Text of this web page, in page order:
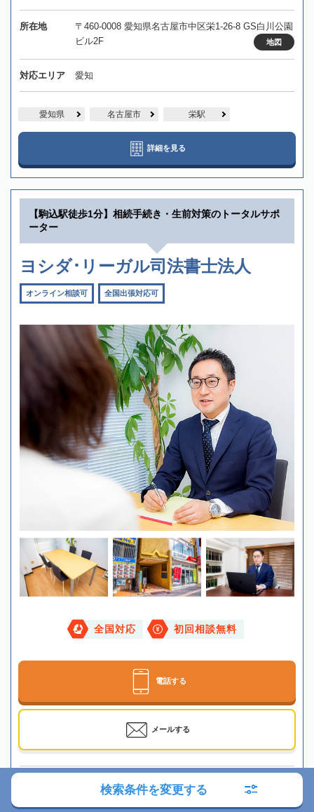
所在地
〒460-0008 愛知県名古屋市中区栄1-26-8 GS白川公園
ビル2F
地図
対応エリア 愛知
愛知県 名古屋市 栄駅
詳細を見る
【駒込駅徒歩1分】相続手続き・生前対策のトータルサポ
ーター
ヨシダ･リーガル司法書士法人
オンライン相談可 全国出張対応可
全国対応 初回相談無料
電話する
メールする
JR・東京メトロ「駒込駅」徒歩1分
検索条件を変更する